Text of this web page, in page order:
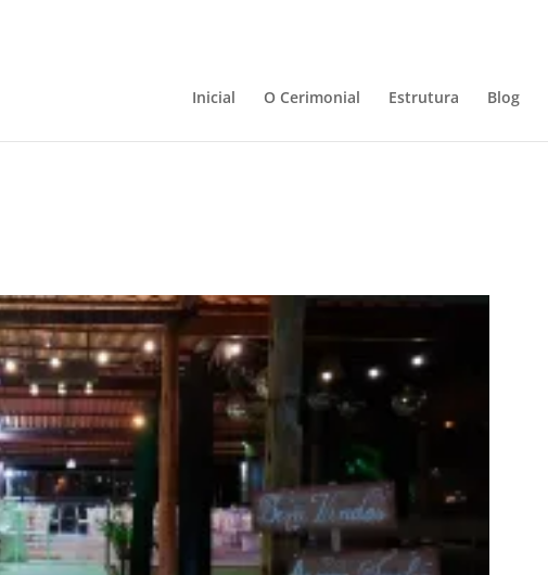
Inicial O Cerimonial Estrutura Blog